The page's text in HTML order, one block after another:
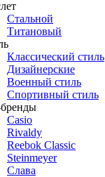
Стальной
Титановый
Классический стиль
Дизайнерские
Военный стиль
Спортивный стиль
Casio
Rivaldy
Reebok Classic
Steinmeyer
Слава